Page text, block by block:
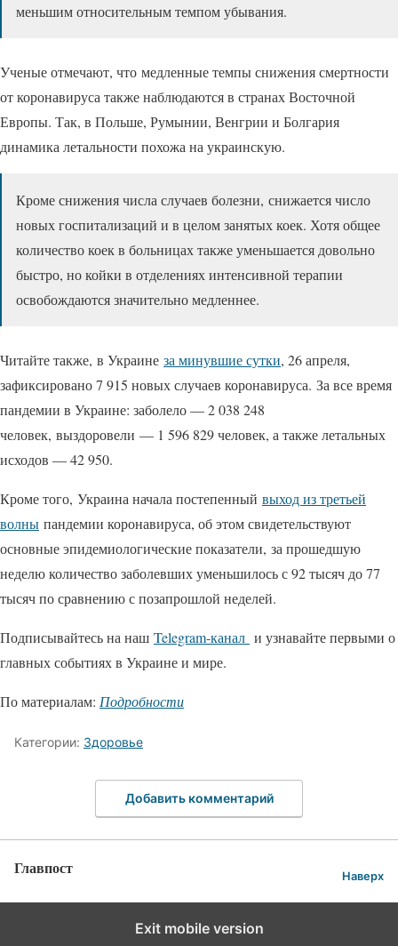
меньшим относительным темпом убывания.
Ученые отмечают, что медленные темпы снижения смертности
от коронавируса также наблюдаются в странах Восточной
Европы. Так, в Польше, Румынии, Венгрии и Болгария
динамика летальности похожа на украинскую.
Кроме снижения числа случаев болезни, снижается число
новых госпитализаций и в целом занятых коек. Хотя общее
количество коек в больницах также уменьшается довольно
быстро, но койки в отделениях интенсивной терапии
освобождаются значительно медленнее.
Читайте также, в Украине за минувшие сутки, 26 апреля,
зафиксировано 7 915 новых случаев коронавируса. За все время
пандемии в Украине: заболело — 2 038 248
человек, выздоровели — 1 596 829 человек, а также летальных
исходов — 42 950.
Кроме того, Украина начала постепенный выход из третьей
волны пандемии коронавируса, об этом свидетельствуют
основные эпидемиологические показатели, за прошедшую
неделю количество заболевших уменьшилось с 92 тысяч до 77
тысяч по сравнению с позапрошлой неделей.
Подписывайтесь на наш Telegram-канал и узнавайте первыми о
главных событиях в Украине и мире.
По материалам: Подробности
Категории: Здоровье
Добавить комментарий
Главпост Наверх
Exit mobile version